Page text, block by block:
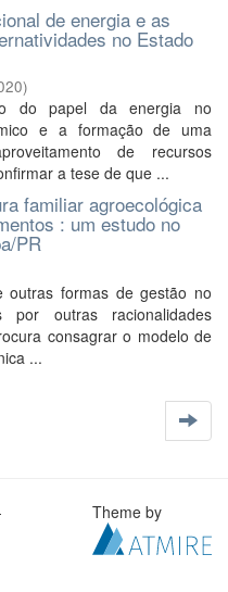
de energia e as
no Estado
)
do papel da energia no
e a formação de uma
de recursos
a tese de que ...
familiar agroecológica
: um estudo no
PR
outras formas de gestão no
por outras racionalidades
consagrar o modelo de
...
Theme by